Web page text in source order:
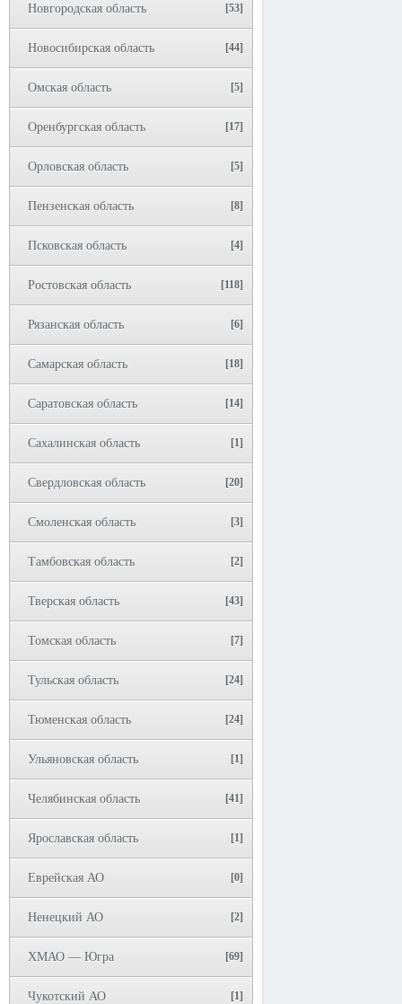
Новгородская область [53]
Новосибирская область [44]
Омская область [5]
Оренбургская область [17]
Орловская область [5]
Пензенская область [8]
Псковская область [4]
Ростовская область [118]
Рязанская область [6]
Самарская область [18]
Саратовская область [14]
Сахалинская область [1]
Свердловская область [20]
Смоленская область [3]
Тамбовская область [2]
Тверская область [43]
Томская область [7]
Тульская область [24]
Тюменская область [24]
Ульяновская область [1]
Челябинская область [41]
Ярославская область [1]
Еврейская АО [0]
Ненецкий АО [2]
ХМАО — Югра [69]
Чукотский АО [1]